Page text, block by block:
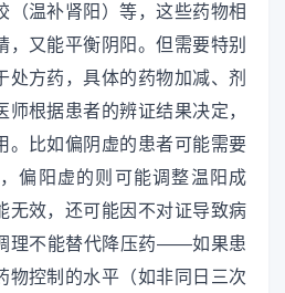
（温补肾阳）等，这些药物相
，又能平衡阴阳。但需要特别
处方药，具体的药物加减、剂
根据患者的辨证结果决定，
。比如偏阴虚的患者可能需要
偏阳虚的则可能调整温阳成
无效，还可能因不对证导致病
理不能替代降压药——如果患
物控制的水平（如非同日三次